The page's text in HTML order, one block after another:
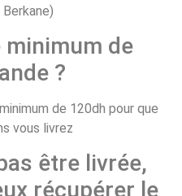
Berkane)
minimum de
?
de 120dh pour que
vous livrez
être livrée,
récupérer le